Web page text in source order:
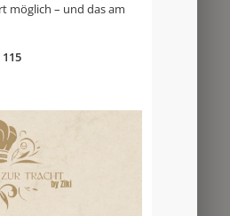
möglich – und das am